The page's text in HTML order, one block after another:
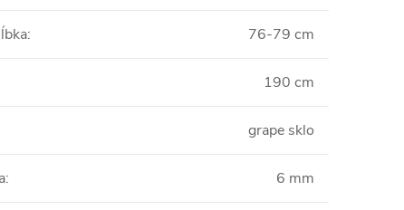
: 76-79 cm
190 cm
grape sklo
: 6 mm